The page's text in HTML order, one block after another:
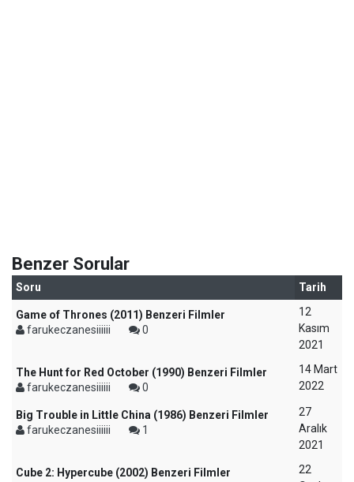
Benzer Sorular
Soru Tarih
Game of Thrones (2011) Benzeri Filmler
farukeczanesiiiiii
0
12
Kasım
2021
The Hunt for Red October (1990) Benzeri Filmler
farukeczanesiiiiii
0
14 Mart
2022
Big Trouble in Little China (1986) Benzeri Filmler
farukeczanesiiiiii
1
27
Aralık
2021
Cube 2: Hypercube (2002) Benzeri Filmler
22